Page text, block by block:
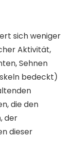
sich weniger
Aktivität,
Sehnen
bedeckt)
die den
der
dieser